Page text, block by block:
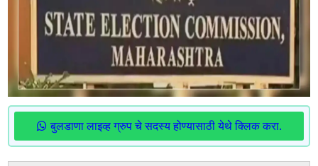
बुलडाणा लाइव्ह ग्रुप चे सदस्य होण्यासाठी येथे क्लिक करा.